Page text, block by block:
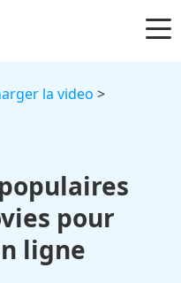
la video >
pour
ligne